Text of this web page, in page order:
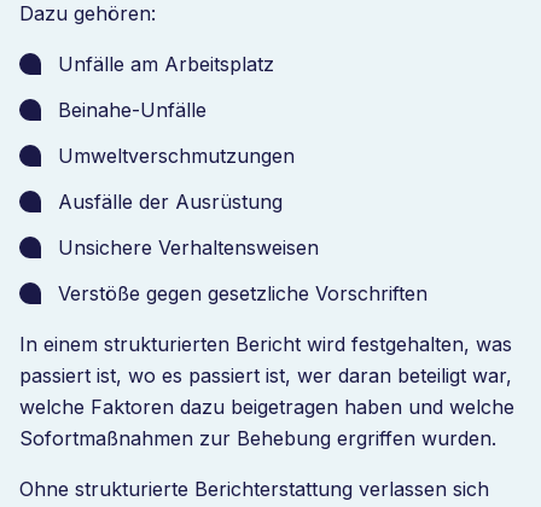
Dazu gehören:
Unfälle am Arbeitsplatz
Beinahe-Unfälle
Umweltverschmutzungen
Ausfälle der Ausrüstung
Unsichere Verhaltensweisen
Verstöße gegen gesetzliche Vorschriften
In einem strukturierten Bericht wird festgehalten, was
passiert ist, wo es passiert ist, wer daran beteiligt war,
welche Faktoren dazu beigetragen haben und welche
Sofortmaßnahmen zur Behebung ergriffen wurden.
Ohne strukturierte Berichterstattung verlassen sich